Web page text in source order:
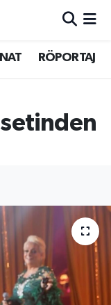
RÖPORTAJ
setinden